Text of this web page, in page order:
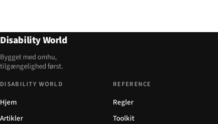
Disability World
Bygget med omhu,
tilgængelighed først.
DISABILITY WORLD
Hjem
Artikler
REFERENCE
Regler
Toolkit